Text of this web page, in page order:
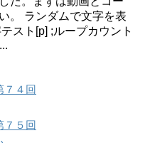
。 ランダムで文字を表
スト[p] ;ループカウント
７４回
７５回